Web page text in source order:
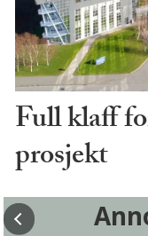
Full klaff
prosjekt